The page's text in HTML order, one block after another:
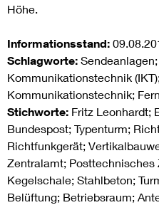
Höhe.
Informationsstand:
Schlagworte:
Kommunikationstechnik
Kommunikationstechnik;
Stichworte: Fritz Leonhardt;
Bundespost; Typenturm;
Richtfunkgerät;
Zentralamt; Posttechnisches
Kegelschale; Stahlbeton;
Belüftung; Betriebsraum;